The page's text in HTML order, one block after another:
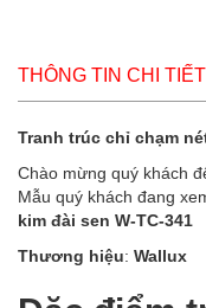
THÔNG TIN CHI TIẾT
Tranh trúc chỉ chạm
Chào mừng quý khách
Mẫu quý khách đang
kim đài sen W-TC-341
Thương hiệu: Wallux